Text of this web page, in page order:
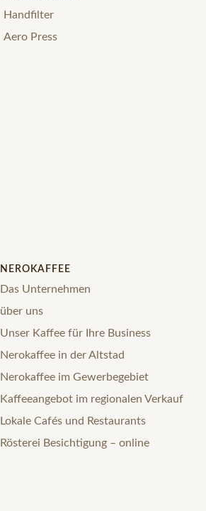
Handfilter
Aero Press
NEROKAFFEE
Das Unternehmen
über uns
Unser Kaffee für Ihre Business
Nerokaffee in der Altstad
Nerokaffee im Gewerbegebiet
Kaffeeangebot im regionalen Verkauf
Lokale Cafés und Restaurants
Rösterei Besichtigung – online